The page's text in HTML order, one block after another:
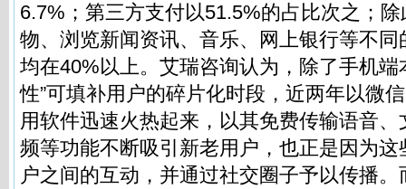
6.7%；第三方支付以51.5%的占比次之；
物、浏览新闻资讯、音乐、网上银行等不
均在40%以上。艾瑞咨询认为，除了手机端
性”可填补用户的碎片化时段，近两年以微
用软件迅速火热起来，以其免费传输语音
频等功能不断吸引新老用户，也正是因为
户之间的互动，并通过社交圈子予以传播